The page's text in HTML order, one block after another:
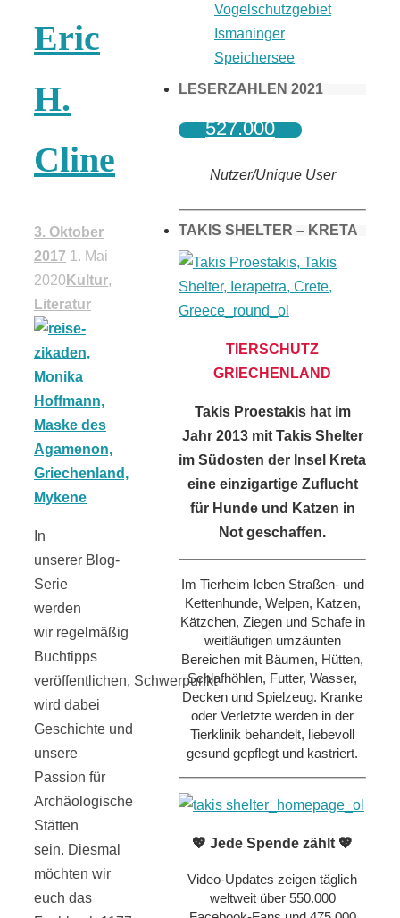
Eric
H.
Cline
3. Oktober
2017 1. Mai
2020 Kultur,
Literatur
In
unserer Blog-
Serie
werden
wir regelmäßig
Buchtipps
veröffentlichen, Schwerpunkt
wird dabei
Geschichte und
unsere
Passion für
Archäologische
Stätten
sein. Diesmal
möchten wir
euch das
Vogelschutzgebiet
Ismaninger
Speichersee
LESERZAHLEN 2021
527.000
Nutzer/Unique User
TAKIS SHELTER – KRETA
TIERSCHUTZ
GRIECHENLAND
Takis Proestakis hat im
Jahr 2013 mit Takis Shelter
im Südosten der Insel Kreta
eine einzigartige Zuflucht
für Hunde und Katzen in
Not geschaffen.
Im Tierheim leben Straßen- und
Kettenhunde, Welpen, Katzen,
Kätzchen, Ziegen und Schafe in
weitläufigen umzäunten
Bereichen mit Bäumen, Hütten,
Schlafhöhlen, Futter, Wasser,
Decken und Spielzeug. Kranke
oder Verletzte werden in der
Tierklinik behandelt, liebevoll
gesund gepflegt und kastriert.
💖 Jede Spende zählt 💖
Video-Updates zeigen täglich
weltweit über 550.000